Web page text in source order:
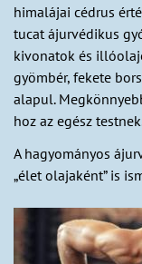
himalájai cédrus
tucat ájurvédikus
kivonatok és
gyömbér, fekete
alapul.
hoz az egész
A hagyományos
„élet olajaként” is